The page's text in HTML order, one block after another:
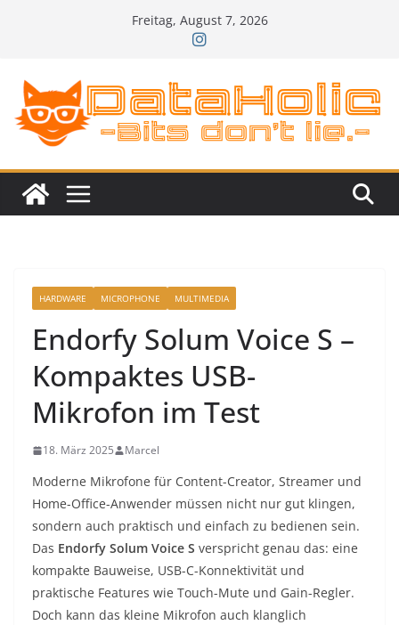
Freitag, August 7, 2026
HARDWARE MICROPHONE MULTIMEDIA
Endorfy Solum Voice S –
Kompaktes USB-
Mikrofon im Test
18. März 2025 Marcel
Moderne Mikrofone für Content-Creator, Streamer und
Home-Office-Anwender müssen nicht nur gut klingen,
sondern auch praktisch und einfach zu bedienen sein.
Das Endorfy Solum Voice S verspricht genau das: eine
kompakte Bauweise, USB-C-Konnektivität und
praktische Features wie Touch-Mute und Gain-Regler.
Doch kann das kleine Mikrofon auch klanglich